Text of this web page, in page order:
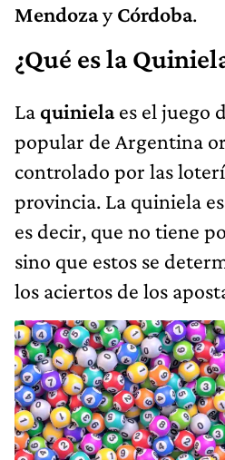
MendozayCórdoba.
¿Qué es la
La quinielaes el juego
popular de Argentina
controlado por las
provincia. La quiniela
es decir, que no tiene
sino que estos se
los aciertos de los